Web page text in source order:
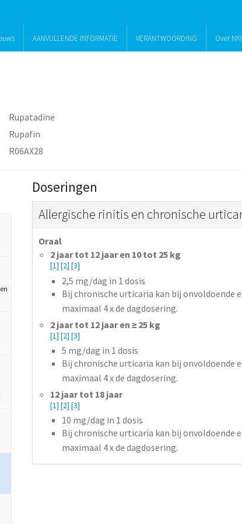
AANVULLENDE INFORMATIE VERANTWOORDING Over
Rupatadine
Rupafin
R06AX28
Doseringen
Allergische rinitis en chronische
Oraal
2 jaar tot 12 jaar en 10 tot 25 kg
[1] [2] [3]
2,5 mg/dag in 1 dosis
Bij chronische urticaria kan bij onvoldoende
maximaal 4 x de dagdosering.
2 jaar tot 12 jaar en ≥ 25 kg
[1] [2] [3]
5 mg/dag in 1 dosis
Bij chronische urticaria kan bij onvoldoende
maximaal 4 x de dagdosering.
12 jaar tot 18 jaar
[1] [2] [3]
10 mg/dag in 1 dosis
Bij chronische urticaria kan bij onvoldoende
maximaal 4 x de dagdosering.